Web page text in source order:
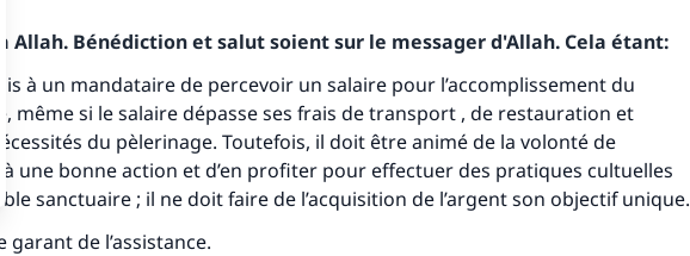
à Allah. Bénédiction et salut soient sur le messager d'Allah. Cela étant:
à un mandataire de percevoir un salaire pour l’accomplissement du
même si le salaire dépasse ses frais de transport , de restauration et
du pèlerinage. Toutefois, il doit être animé de la volonté de
à une bonne action et d’en profiter pour effectuer des pratiques cultuelles
sanctuaire ; il ne doit faire de l’acquisition de l’argent son objectif unique.
garant de l’assistance.
personnes grâce à votre contribution
Aidez nous à apporter des réponses.
Le Messager d'Allah (Paix sur lui) a dit:
"Celui qui indique une bonne action obtient la même récompense
que celui qui le fait."